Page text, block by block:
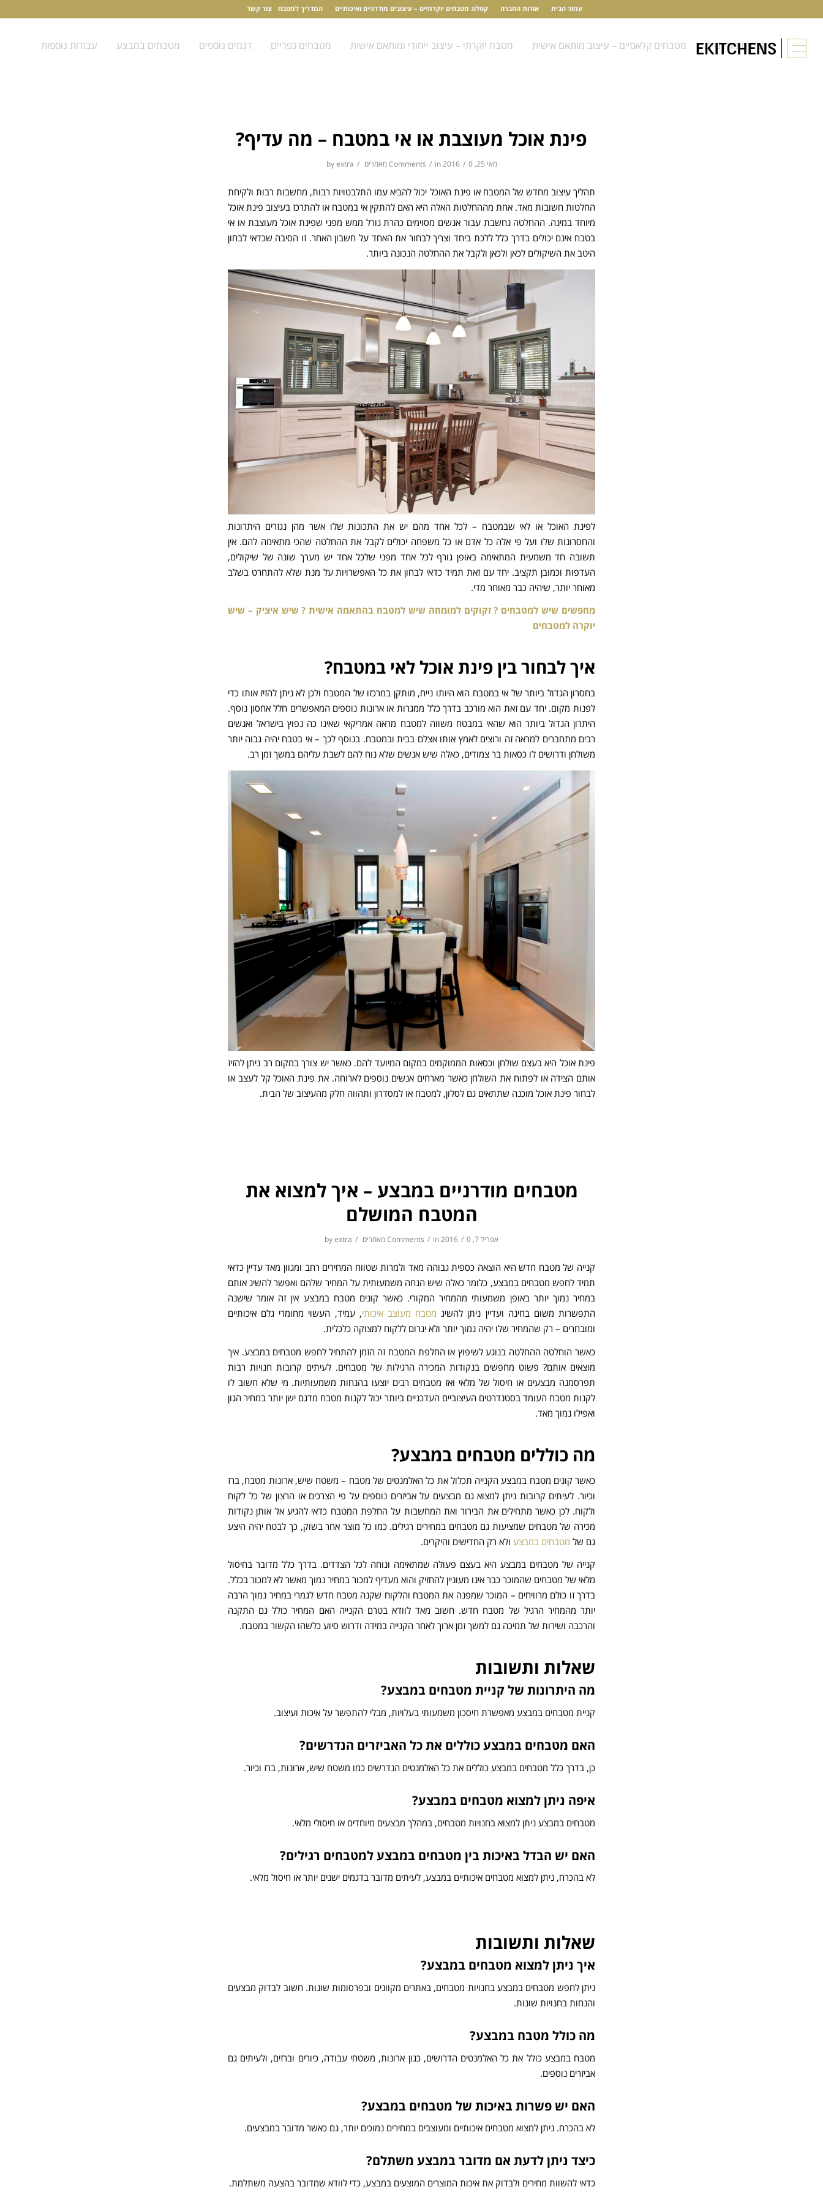
עמוד הבית אודות החברה קטלוג מטבחים יוקרתיים – עיצובים מודרניים ואיכותיים המדריך למטבח צור קשר
מטבחים מודרניים מטבחים קלאסיים – עיצוב מותאם אישית מטבח יוקרתי – עיצוב ייחודי ומותאם אישית מטבחים כפריים דגמים נוספים מטבחים במבצע עבודות נוספות
פינת אוכל מעוצבת או אי במטבח – מה עדיף?
מאי 25, 2016 / 0 Comments
/ in מאמרים /
by extra
תהליך עיצוב מחדש של המטבח או פינת האוכל יכול להביא עמו התלבטויות רבות, מחשבות רבות ולקיחת
החלטות חשובות מאד. אחת מההחלטות האלה היא האם להתקין אי במטבח או להתרכז בעיצוב פינת אוכל
מיוחד במינה. ההחלטה נחשבת עבור אנשים מסוימים כהרת גורל ממש מפני שפינת אוכל מעוצבת או אי
בטבח אינם יכולים בדרך כלל ללכת ביחד וצריך לבחור את האחד על חשבון האחר. זו הסיבה שכדאי לבחון
היטב את השיקולים לכאן ולכאן ולקבל את ההחלטה הנכונה ביותר.
לפינת האוכל או לאי שבמטבח – לכל אחד מהם יש את התכונות שלו אשר מהן נגזרים היתרונות
והחסרונות שלו ועל פי אלה כל אדם או כל משפחה יכולים לקבל את ההחלטה שהכי מתאימה להם. אין
תשובה חד משמעית המתאימה באופן גורף לכל אחד מפני שלכל אחד יש מערך שונה של שיקולים,
העדפות וכמובן תקציב. יחד עם זאת תמיד כדאי לבחון את כל האפשרויות על מנת שלא להתחרט בשלב
מאוחר יותר, שיהיה כבר מאוחר מדי.
מחפשים שיש למטבחים ? זקוקים למומחה שיש למטבח בהתאמה אישית ? שיש איציק – שיש
יוקרה למטבחים
איך לבחור בין פינת אוכל לאי במטבח?
בחסרון הגדול ביותר של אי במטבח הוא היותו נייח, מותקן במרכזו של המטבח ולכן לא ניתן להזיז אותו כדי
לפנות מקום. יחד עם זאת הוא מורכב בדרך כלל ממגרות או ארונות נוספים המאפשרים חלל אחסון נוסף.
היתרון הגדול ביותר הוא שהאי במבטח משווה למטבח מראה אמריקאי שאינו כה נפוץ בישראל ואנשים
רבים מתחברים למראה זה ורוצים לאמץ אותו אצלם בבית ובמטבח. בנוסף לכך – אי בטבח יהיה גבוה יותר
משולחן ודרושים לו כסאות בר צמודים, כאלה שיש אנשים שלא נוח להם לשבת עליהם במשך זמן רב.
פינת אוכל היא בעצם שולחן וכסאות הממוקמים במקום המיועד להם. כאשר יש צורך במקום רב ניתן להזיז
אותם הצידה או לפתוח את השולחן כאשר מארחים אנשים נוספים לארוחה. את פינת האוכל קל לעצב או
לבחור פינת אוכל מוכנה שתתאים גם לסלון, למטבח או למסדרון ותהווה חלק מהעיצוב של הבית.
מטבחים מודרניים במבצע – איך למצוא את
המטבח המושלם
אפריל 7, 2016 / 0 Comments
/ in מאמרים /
by extra
קנייה של מטבח חדש היא הוצאה כספית גבוהה מאד ולמרות שטווח המחירים רחב ומגוון מאד עדיין כדאי
תמיד לחפש מטבחים במבצע, כלומר כאלה שיש הנחה משמעותית על המחיר שלהם ואפשר להשיג אותם
במחיר נמוך יותר באופן משמעותי מהמחיר המקורי. כאשר קונים מטבח במבצע אין זה אומר שישנה
התפשרות משום בחינה ועדיין ניתן להשיג מטבח מעוצב איכותי, עמיד, העשוי מחומרי גלם איכותיים
ומובחרים – רק שהמחיר שלו יהיה נמוך יותר ולא יגרום ללקוח למצוקה כלכלית.
כאשר הוחלטה ההחלטה בנוגע לשיפוץ או החלפת המטבח זה הזמן להתחיל לחפש מטבחים במבצע. איך
מוצאים אותם? פשוט מחפשים בנקודות המכירה הרגילות של מטבחים. לעיתים קרובות חנויות רבות
תפרסמנה מבצעים או חיסול של מלאי ואז מטבחים רבים יוצעו בהנחות משמעותיות. מי שלא חשוב לו
לקנות מטבח העומד בסטנדרטים העיצוביים העדכניים ביותר יכול לקנות מטבח מדגם ישן יותר במחיר הגון
ואפילו נמוך מאד.
מה כוללים מטבחים במבצע?
כאשר קונים מטבח במבצע הקנייה תכלול את כל האלמנטים של מטבח – משטח שיש, ארונות מטבח, ברז
וכיור. לעיתים קרובות ניתן למצוא גם מבצעים על אביזרים נוספים על פי הצרכים או הרצון של כל לקוח
ולקוח. לכן כאשר מתחילים את הבירור ואת המחשבות על החלפת המטבח כדאי להגיע אל אותן נקודות
מכירה של מטבחים שמציעות גם מטבחים במחירים רגילים. כמו כל מוצר אחר בשוק, כך לבטח יהיה היצע
גם של מטבחים במבצע ולא רק החדישים והיקרים.
קנייה של מטבחים במבצע היא בעצם פעולה שמתאימה ונוחה לכל הצדדים. בדרך כלל מדובר בחיסול
מלאי של מטבחים שהמוכר כבר אינו מעוניין להחזיק והוא מעדיף למכור במחיר נמוך מאשר לא למכור בכלל.
בדרך זו כולם מרוויחים – המוכר שמפנה את המטבח והלקוח שקנה מטבח חדש לגמרי במחיר נמוך הרבה
יותר מהמחיר הרגיל של מטבח חדש. חשוב מאד לוודא בטרם הקנייה האם המחיר כולל גם התקנה
והרכבה ושירות של תמיכה גם למשך זמן ארוך לאחר הקנייה במידה ודרוש סיוע כלשהו הקשור במטבח.
שאלות ותשובות
מה היתרונות של קניית מטבחים במבצע?
קניית מטבחים במבצע מאפשרת חיסכון משמעותי בעלויות, מבלי להתפשר על איכות ועיצוב.
האם מטבחים במבצע כוללים את כל האביזרים הנדרשים?
כן, בדרך כלל מטבחים במבצע כוללים את כל האלמנטים הנדרשים כמו משטח שיש, ארונות, ברז וכיור.
איפה ניתן למצוא מטבחים במבצע?
מטבחים במבצע ניתן למצוא בחנויות מטבחים, במהלך מבצעים מיוחדים או חיסולי מלאי.
האם יש הבדל באיכות בין מטבחים במבצע למטבחים רגילים?
לא בהכרח, ניתן למצוא מטבחים איכותיים במבצע, לעיתים מדובר בדגמים ישנים יותר או חיסול מלאי.
שאלות ותשובות
איך ניתן למצוא מטבחים במבצע?
ניתן לחפש מטבחים במבצע בחנויות מטבחים, באתרים מקוונים ובפרסומות שונות. חשוב לבדוק מבצעים
והנחות בחנויות שונות.
מה כולל מטבח במבצע?
מטבח במבצע כולל את כל האלמנטים הדרושים, כגון ארונות, משטחי עבודה, כיורים וברזים, ולעיתים גם
אביזרים נוספים.
האם יש פשרות באיכות של מטבחים במבצע?
לא בהכרח. ניתן למצוא מטבחים איכותיים ומעוצבים במחירים נמוכים יותר, גם כאשר מדובר במבצעים.
כיצד ניתן לדעת אם מדובר במבצע משתלם?
כדאי להשוות מחירים ולבדוק את איכות המוצרים המוצעים במבצע, כדי לוודא שמדובר בהצעה משתלמת.